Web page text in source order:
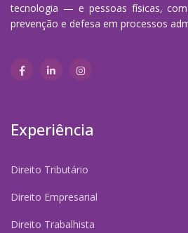
tecnologia — e pessoas físicas,
prevenção e defesa em processos
Experiência
Direito Tributário
Direito Empresarial
Direito Trabalhista